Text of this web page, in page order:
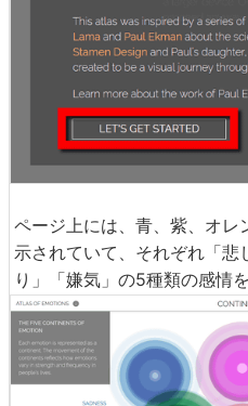
ページ上には、青、紫、オ
示されていて、それぞれ「
り」「嫌気」の5種類の感情